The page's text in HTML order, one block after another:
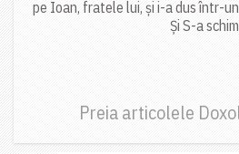
pe Ioan, fratele lui, și i-a dus într-
Și S-a
Preia articolele